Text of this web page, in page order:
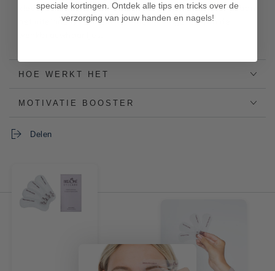
kleur je de wenkbrauw heel precies in. Het borsteltje aan
het uiteinde is bedoeld voor het vormgeven van de
HOE WERKT HET
MOTIVATIE BOOSTER
Delen
speciale kortingen. Ontdek alle tips en tricks over de
verzorging van jouw handen en nagels!